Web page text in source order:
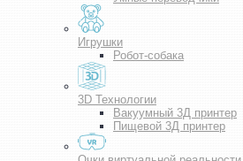
Игрушки
Робот-собака
3D Технологии
Вакуумный 3Д принтер
Пищевой 3Д принтер